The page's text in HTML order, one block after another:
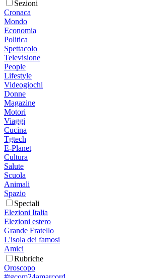
Sezioni
Cronaca
Mondo
Economia
Politica
Spettacolo
Televisione
People
Lifestyle
Videogiochi
Donne
Magazine
Motori
Viaggi
Cucina
Tgtech
E-Planet
Cultura
Salute
Scuola
Animali
Spazio
Speciali
Elezioni Italia
Elezioni estero
Grande Fratello
L'isola dei famosi
Amici
Rubriche
Oroscopo